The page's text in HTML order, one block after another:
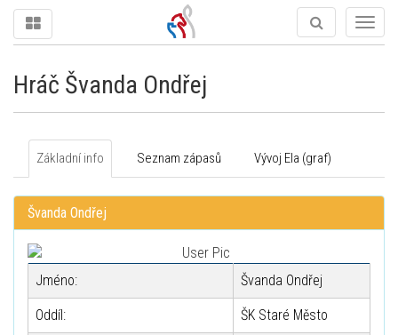
Hráč Švanda Ondřej
Základní info Seznam zápasů Vývoj Ela (graf)
Švanda Ondřej
Jméno: Švanda Ondřej
Oddíl: ŠK Staré Město